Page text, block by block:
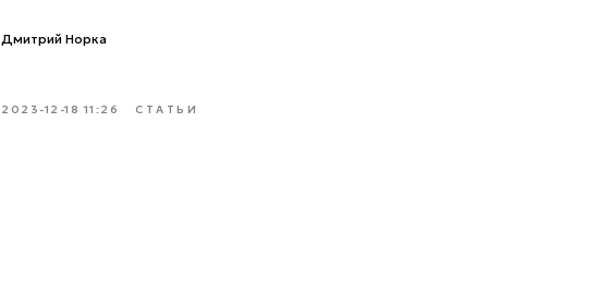
Дмитрий Норка
2023-12-18 11:26 СТАТЬИ